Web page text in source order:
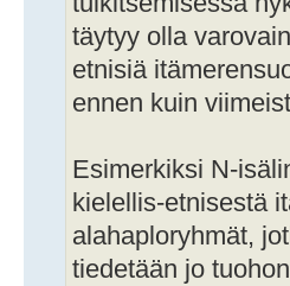
täytyy olla
etnisiä
ennen kuin
Esimerkiksi N-
kielellis-etnisestä
alahaploryhmät,
tiedetään jo